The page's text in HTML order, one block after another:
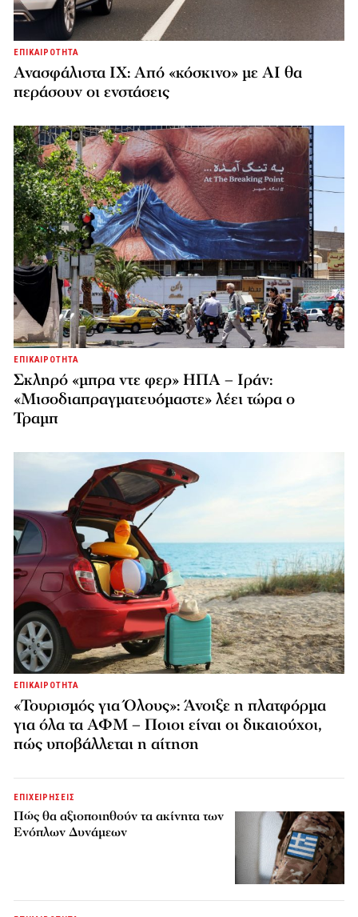
ΕΠΙΚΑΙΡΟΤΗΤΑ
Ανασφάλιστα ΙΧ: Από «κόσκινο» με AI θα
περάσουν οι ενστάσεις
ΕΠΙΚΑΙΡΟΤΗΤΑ
Σκληρό «μπρα ντε φερ» ΗΠΑ – Ιράν:
«Μισοδιαπραγματευόμαστε» λέει τώρα ο
Τραμπ
ΕΠΙΚΑΙΡΟΤΗΤΑ
«Τουρισμός για Όλους»: Άνοιξε η πλατφόρμα
για όλα τα ΑΦΜ – Ποιοι είναι οι δικαιούχοι,
πώς υποβάλλεται η αίτηση
ΕΠΙΧΕΙΡΗΣΕΙΣ
Πώς θα αξιοποιηθούν τα ακίνητα των
Ενόπλων Δυνάμεων